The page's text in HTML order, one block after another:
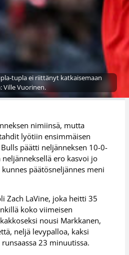
tupla ei riittänyt katkaisemaan
Ville Vuorinen.
nimiinsä, mutta
lyötiin ensimmäisen
päätti neljänneksen 10-0-
ero kasvoi jo
päätösneljännes meni
Zach LaVine, joka heitti 35
koko viimeisen
nousi Markkanen,
neljä levypalloa, kaksi
23 minuutissa.